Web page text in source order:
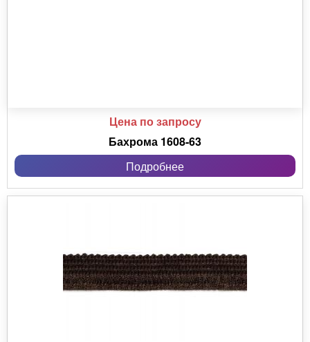
Цена по запросу
Бахрома 1608-63
Подробнее